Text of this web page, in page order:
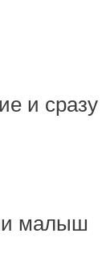
и сразу
малыш